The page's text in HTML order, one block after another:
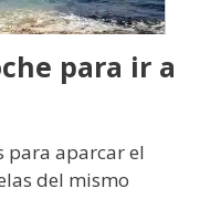
para ir a
para aparcar el
del mismo